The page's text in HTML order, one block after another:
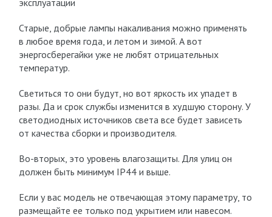
эксплуатации
Старые, добрые лампы накаливания можно применять
в любое время года, и летом и зимой. А вот
энергосберегайки уже не любят отрицательных
температур.
Светиться то они будут, но вот яркость их упадет в
разы. Да и срок службы изменится в худшую сторону. У
светодиодных источников света все будет зависеть
от качества сборки и производителя.
Во-вторых, это уровень влагозащиты. Для улиц он
должен быть минимум IP44 и выше.
Если у вас модель не отвечающая этому параметру, то
размещайте ее только под укрытием или навесом.